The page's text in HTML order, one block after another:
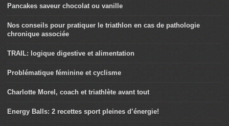
Pancakes saveur chocolat ou vanille
Nos conseils pour pratiquer le triathlon en cas de pathologie
chronique associée
TRAIL: logique digestive et alimentation
Problématique féminine et cyclisme
Charlotte Morel, coach et triathlète avant tout
Energy Balls: 2 recettes sport pleines d’énergie!